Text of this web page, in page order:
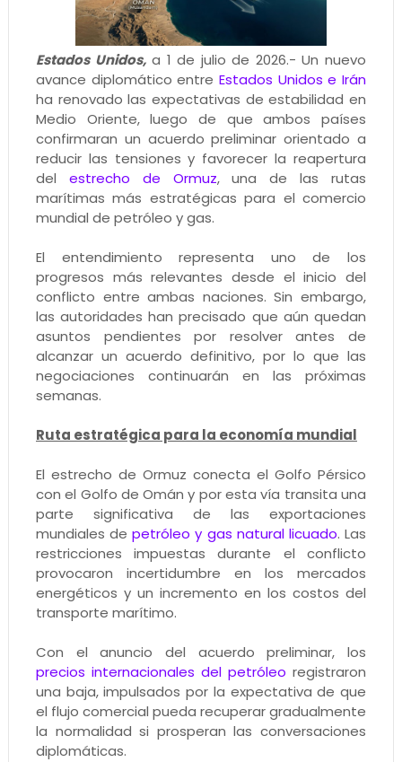
Estados Unidos,a 1 de julio de 2026.- Un nuevo
avance diplomático entre Estados Unidos e Irán
ha renovado las expectativas de estabilidad en
Medio Oriente, luego de que ambos países
confirmaran un acuerdo preliminar orientado a
reducir las tensiones y favorecer la reapertura
del estrecho de Ormuz, una de las rutas
marítimas más estratégicas para el comercio
mundial de petróleo y gas.
El entendimiento representa uno de los
progresos más relevantes desde el inicio del
conflicto entre ambas naciones. Sin embargo,
las autoridades han precisado que aún quedan
asuntos pendientes por resolver antes de
alcanzar un acuerdo definitivo, por lo que las
negociaciones continuarán en las próximas
semanas.
Ruta estratégica para la economía mundial
El estrecho de Ormuz conecta el Golfo Pérsico
con el Golfo de Omán y por esta vía transita una
parte significativa de las exportaciones
mundiales depetróleo y gas natural licuado. Las
restricciones impuestas durante el conflicto
provocaron incertidumbre en los mercados
energéticos y un incremento en los costos del
transporte marítimo.
Con el anuncio del acuerdo preliminar, los
precios internacionales del petróleo registraron
una baja, impulsados por la expectativa de que
el flujo comercial pueda recuperar gradualmente
la normalidad si prosperan las conversaciones
diplomáticas.